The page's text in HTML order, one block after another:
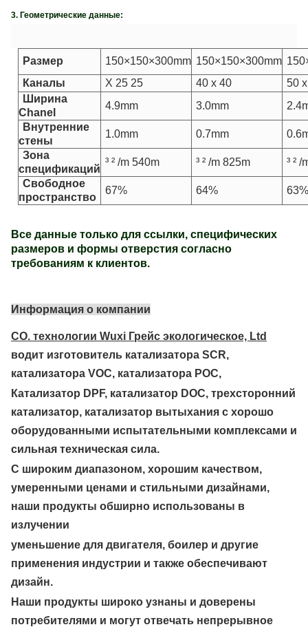
3. Геометрические данные:
Размер 150×150×300mm 150×150×300mm
Каналы
X 25 25 40 x 40
50
Ширина
Chanel
4.9mm 3.0mm
Внутренние
стены
1.0mm 0.7mm
Зона
спецификаций
³ ² /m 540m ³ ² /m 825m
³ ²
Свободное
пространство
67% 64% 63%
Все данные только для ссылки, специфических
размеров и формы отверстия согласно
требованиям к клиентов.
Информация о компании
CO. технологии Wuxi Грейс экологическое, Ltd
водит изготовитель катализатора SCR,
катализатора VOC, катализатора POC,
Катализатор DPF, катализатор DOC, трехсторонний
катализатор, катализатор вытыхания с хорошо
оборудованными испытательными комплексами и
сильная техническая сила.
С широким диапазоном, хорошим качеством,
умеренными ценами и стильными дизайнами,
наши продукты обширно использованы в
излучении
уменьшение для двигателя, боилер и другие
применения индустрии и также обеспечивают
дизайн.
Наши продукты широко узнаны и доверены
потребителями и могут отвечать непрерывное